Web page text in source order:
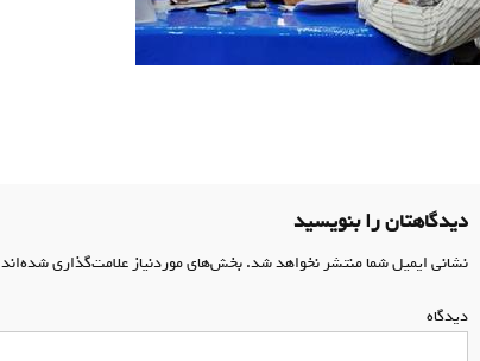
دیدگاهتان را بنویسید
نشانی ایمیل شما منتشر نخواهد شد.بخش‌های موردنیاز علامت‌گذاری شده‌اند
دیدگاه